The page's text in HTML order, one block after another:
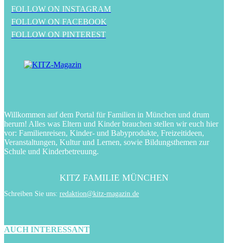
FOLLOW ON INSTAGRAM
FOLLOW ON FACEBOOK
FOLLOW ON PINTEREST
Willkommen auf dem Portal für Familien in München und drum
herum! Alles was Eltern und Kinder brauchen stellen wir euch hier
vor: Familienreisen, Kinder- und Babyprodukte, Freizeitideen,
Veranstaltungen, Kultur und Lernen, sowie Bildungsthemen zur
Schule und Kinderbetreuung.
KITZ FAMILIE MÜNCHEN
Schreiben Sie uns: redaktion@kitz-magazin.de
AUCH INTERESSANT